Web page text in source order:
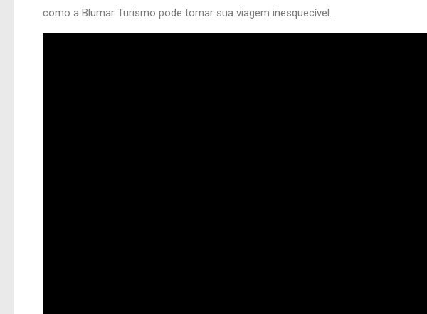
como a Blumar Turismo pode tornar sua viagem inesquecível.